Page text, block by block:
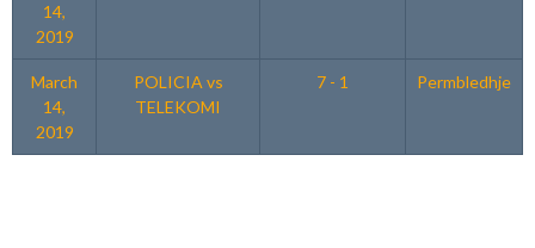
14,
2019
March
14,
2019
POLICIA vs
TELEKOMI
7 - 1 Permbledhje